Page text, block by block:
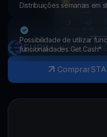
Distribuições semanais em
Possibilidade de utilizar
funcionalidades Get Cash*
EURSSTASIS EURO
Comprar